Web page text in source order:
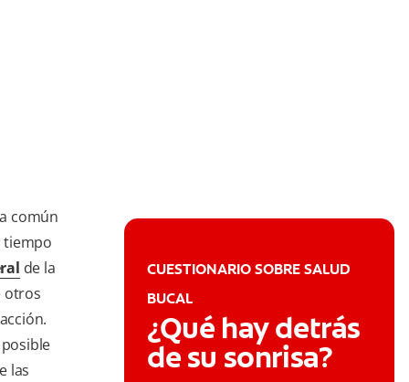
común
tiempo
de la
otros
las
CUESTIONARIO SOBRE SALUD
BUCAL
¿Qué hay detrás
de su sonrisa?